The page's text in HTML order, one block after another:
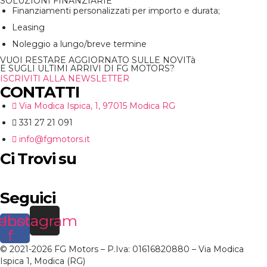
Finanziamenti personalizzati per importo e durata;
Leasing
Noleggio a lungo/breve termine
VUOI RESTARE AGGIORNATO SULLE NOVITà
E SUGLI ULTIMI ARRIVI DI FG MOTORS?
ISCRIVITI ALLA NEWSLETTER
CONTATTI
Via Modica Ispica, 1, 97015 Modica RG
331 27 21 091
info@fgmotors.it
Ci Trovi su
Seguici
f
Instagram
© 2021-2026 FG Motors – P.Iva: 01616820880 – Via Modica
Ispica 1, Modica (RG)